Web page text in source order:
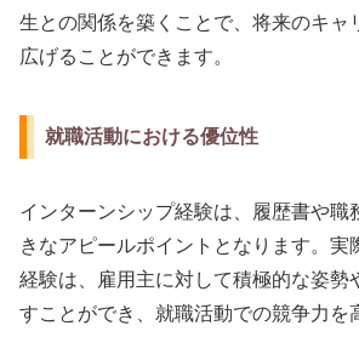
生との関係を築くことで、将来のキャ
広げることができます。
就職活動における優位性
インターンシップ経験は、履歴書や職
きなアピールポイントとなります。実
経験は、雇用主に対して積極的な姿勢
すことができ、就職活動での競争力を